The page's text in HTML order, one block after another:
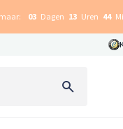
03 Dagen 13 Uren 44